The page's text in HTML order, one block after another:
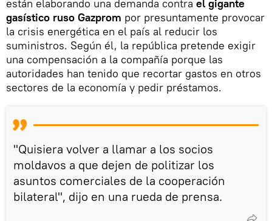
están elaborando una demanda contra el gigante
gasístico ruso Gazprom por presuntamente provocar
la crisis energética en el país al reducir los
suministros. Según él, la república pretende exigir
una compensación a la compañía porque las
autoridades han tenido que recortar gastos en otros
sectores de la economía y pedir préstamos.
"Quisiera volver a llamar a los socios
moldavos a que dejen de politizar los
asuntos comerciales de la cooperación
bilateral", dijo en una rueda de prensa.